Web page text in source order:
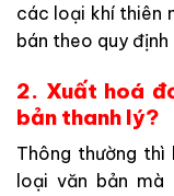
các loại khí thiên
bán theo quy
2. Xuất hoá
bản thanh lý?
Thông thường
loại văn bản mà